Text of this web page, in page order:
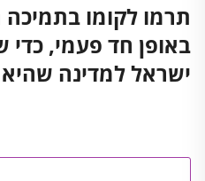
תרמו לקומו
באופן חד פעמי, כדי
ישראל למדינה